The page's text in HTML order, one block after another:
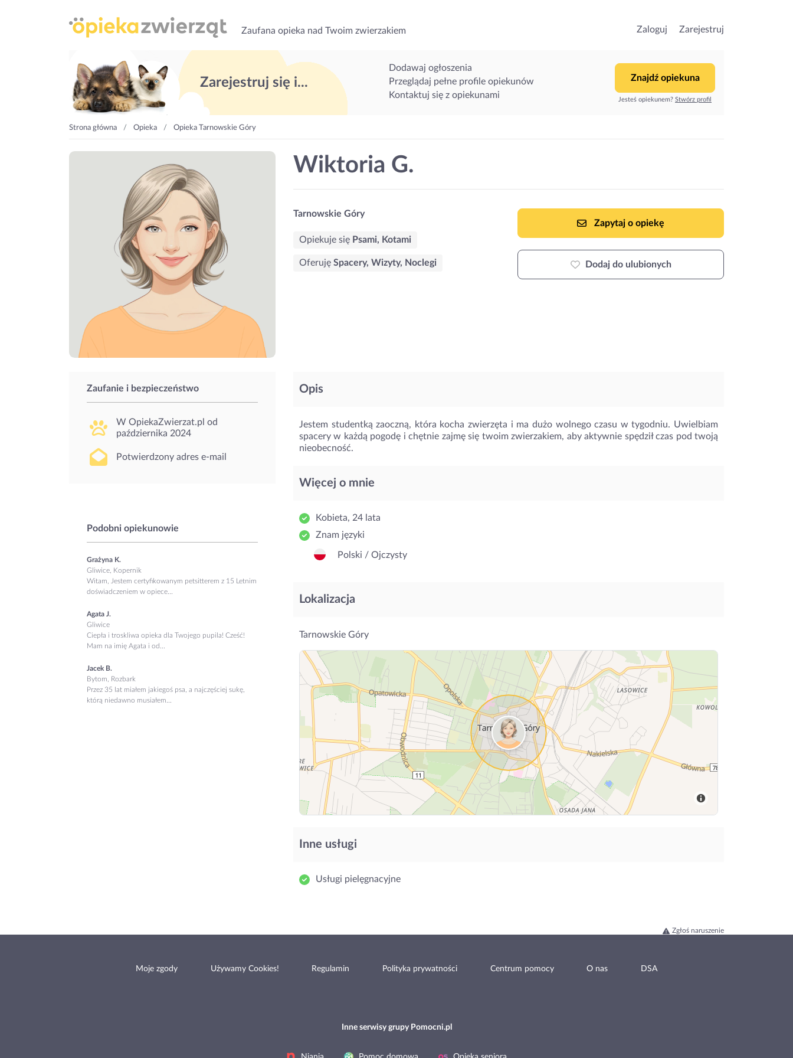
Zaufana opieka nad Twoim zwierzakiem Zaloguj Zarejestruj
Zarejestruj się i...
Dodawaj ogłoszenia
Przeglądaj pełne profile opiekunów
Kontaktuj się z opiekunami
Znajdź opiekuna
Jesteś opiekunem? Stwórz profil
Strona główna Opieka Opieka Tarnowskie Góry
Wiktoria G.
Tarnowskie Góry
Opiekuje się Psami, Kotami
Oferuję Spacery, Wizyty, Noclegi
Zapytaj o opiekę
Dodaj do ulubionych
Zaufanie i bezpieczeństwo
W OpiekaZwierzat.pl od
października 2024
Potwierdzony adres e-mail
Podobni opiekunowie
Grażyna K.
Gliwice, Kopernik
Witam, Jestem certyfikowanym petsitterem z 15 Letnim
doświadczeniem w opiece...
Agata J.
Gliwice
Ciepła i troskliwa opieka dla Twojego pupila! Cześć!
Mam na imię Agata i od...
Jacek B.
Bytom, Rozbark
Przez 35 lat miałem jakiegoś psa, a najczęściej sukę,
którą niedawno musiałem...
Opis
Jestem studentką zaoczną, która kocha zwierzęta i ma dużo wolnego czasu w tygodniu. Uwielbiam
spacery w każdą pogodę i chętnie zajmę się twoim zwierzakiem, aby aktywnie spędził czas pod twoją
nieobecność.
Więcej o mnie
Kobieta, 24 lata
Znam języki
Polski / Ojczysty
Lokalizacja
Tarnowskie Góry
Inne usługi
Usługi pielęgnacyjne
Zgłoś naruszenie
Moje zgody Używamy Cookies! Regulamin Polityka prywatności Centrum pomocy O nas DSA
Inne serwisy grupy Pomocni.pl